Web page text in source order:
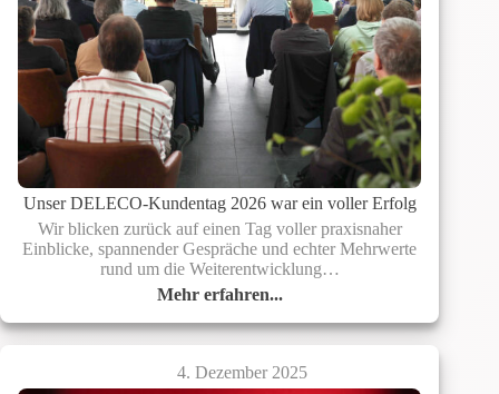
Unser DELECO-Kundentag 2026 war ein voller Erfolg
Wir blicken zurück auf einen Tag voller praxisnaher
Einblicke, spannender Gespräche und echter Mehrwerte
rund um die Weiterentwicklung…
Mehr erfahren...
Unser
DELECO-
Kundentag
2026
war
4. Dezember 2025